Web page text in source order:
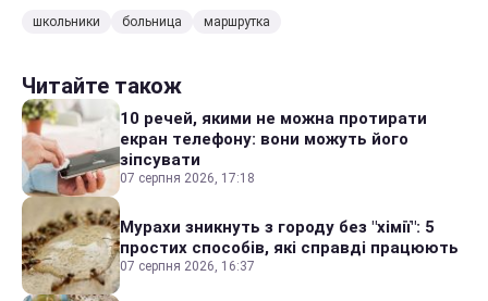
школьники больница маршрутка
Читайте також
10 речей, якими не можна протирати
екран телефону: вони можуть його
зіпсувати
07 серпня 2026, 17:18
Мурахи зникнуть з городу без "хімії": 5
простих способів, які справді працюють
07 серпня 2026, 16:37